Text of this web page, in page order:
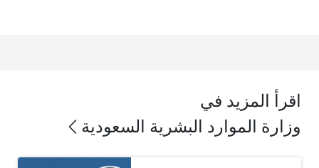
اقرأ المزيد في
وزارة الموارد البشرية السعودية